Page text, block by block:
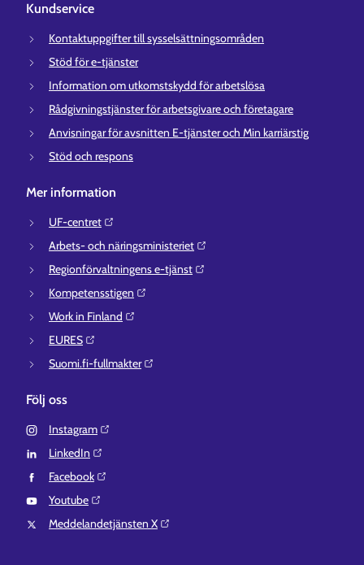
Kundservice
Kontaktuppgifter till sysselsättningsområden
Stöd för e-tjänster
Information om utkomstskydd för arbetslösa
Rådgivningstjänster för arbetsgivare och företagare
Anvisningar för avsnitten E-tjänster och Min karriärstig
Stöd och respons
Mer information
UF-centret⁠
Arbets- och näringsministeriet⁠
Regionförvaltningens e-tjänst⁠
Kompetensstigen⁠
Work in Finland⁠
EURES⁠
Suomi.fi-fullmakter⁠
Följ oss
Instagram⁠
LinkedIn⁠
Facebook⁠
Youtube⁠
Meddelandetjänsten X⁠